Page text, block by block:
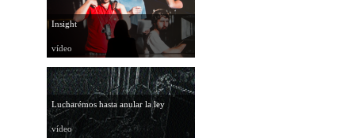
Insight
vídeo
Lucharémos hasta anular la ley
vídeo